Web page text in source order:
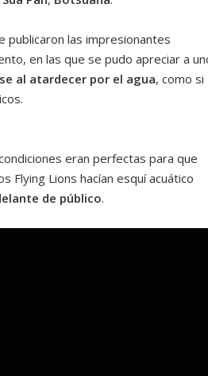
publicaron las impresionantes
en las que se pudo apreciar a
al atardecer por el agua, como si
eran perfectas para que
Flying Lions hacían esquí acuático
de público.